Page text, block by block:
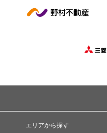
エリアから探す